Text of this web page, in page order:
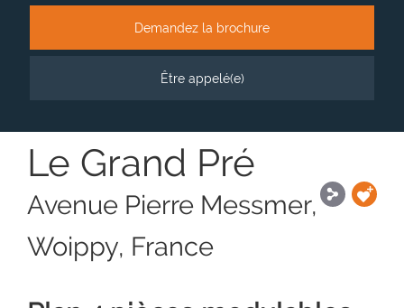
Demandez la brochure
Être appelé(e)
Le Grand Pré
Avenue Pierre Messmer,
Woippy, France